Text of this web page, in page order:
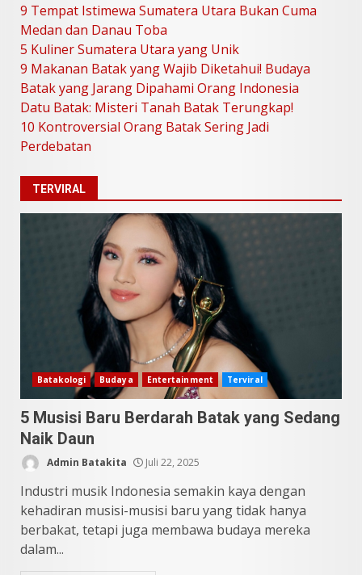
Juli 31, 2026
2
5 Kuliner Sumatera Utara yang
Unik
Juli 13, 2026
Indonesia
Juni 25, 2026
Datu Batak: Misteri Tanah
Batak Terungkap!
Juni 11, 2026
5
10 Kontroversial Orang Batak
Sering Jadi Perdebatan
Mei 25, 2026
9 Tempat Istimewa Sumatera Utara Bukan Cuma
Medan dan Danau Toba
5 Kuliner Sumatera Utara yang Unik
9 Makanan Batak yang Wajib Diketahui! Budaya
Batak yang Jarang Dipahami Orang Indonesia
Datu Batak: Misteri Tanah Batak Terungkap!
10 Kontroversial Orang Batak Sering Jadi
Perdebatan
TERVIRAL
Batakologi Budaya Entertainment Terviral
5 Musisi Baru Berdarah Batak yang Sedang
Naik Daun
Admin Batakita Juli 22, 2025
Industri musik Indonesia semakin kaya dengan
kehadiran musisi-musisi baru yang tidak hanya
berbakat, tetapi juga membawa budaya mereka
dalam...